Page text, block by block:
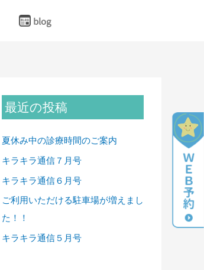
blog
最近の投稿
夏休み中の診療時間のご案内
キラキラ通信７月号
キラキラ通信６月号
ご利用いただける駐車場が増えまし
た！！
キラキラ通信５月号